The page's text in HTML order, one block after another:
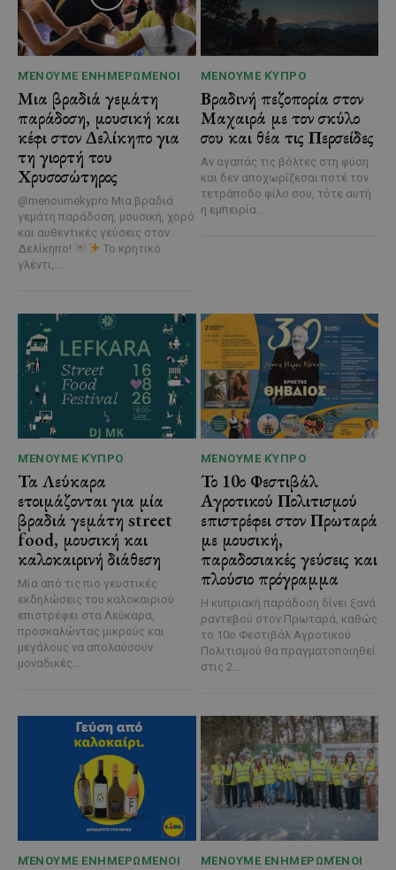
ΜΈΝΟΥΜΕ ΕΝΗΜΕΡΩΜΈΝΟΙ
Μια βραδιά γεμάτη
παράδοση, μουσική και
κέφι στον Δελίκηπο για
τη γιορτή του
Χρυσοσώτηρος
@menoumekypro Μια βραδιά
γεμάτη παράδοση, μουσική, χορό
και αυθεντικές γεύσεις στον
Δελίκηπο!
Το κρητικό
γλέντι,...
ΜΈΝΟΥΜΕ ΚΎΠΡΟ
Βραδινή πεζοπορία στον
Μαχαιρά με τον σκύλο
σου και θέα τις Περσείδες
Αν αγαπάς τις βόλτες στη φύση
και δεν αποχωρίζεσαι ποτέ τον
τετράποδο φίλο σου, τότε αυτή
η εμπειρία...
ΜΈΝΟΥΜΕ ΚΎΠΡΟ
Τα Λεύκαρα
ετοιμάζονται για μία
βραδιά γεμάτη street
food, μουσική και
καλοκαιρινή διάθεση
Μία από τις πιο γευστικές
εκδηλώσεις του καλοκαιριού
επιστρέφει στα Λεύκαρα,
προσκαλώντας μικρούς και
μεγάλους να απολαύσουν
μοναδικές...
ΜΈΝΟΥΜΕ ΚΎΠΡΟ
Το 10ο Φεστιβάλ
Αγροτικού Πολιτισμού
επιστρέφει στον Πρωταρά
με μουσική,
παραδοσιακές γεύσεις και
πλούσιο πρόγραμμα
Η κυπριακή παράδοση δίνει ξανά
ραντεβού στον Πρωταρά, καθώς
το 10ο Φεστιβάλ Αγροτικού
Πολιτισμού θα πραγματοποιηθεί
στις 2...
ΜΈΝΟΥΜΕ ΕΝΗΜΕΡΩΜΈΝΟΙ ΜΈΝΟΥΜΕ ΕΝΗΜΕΡΩΜΈΝΟΙ